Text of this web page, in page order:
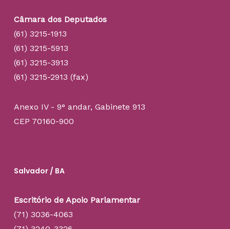
Câmara dos Deputados
(61) 3215-1913
(61) 3215-5913
(61) 3215-3913
(61) 3215-2913 (fax)
Anexo IV - 9° andar, Gabinete 913
CEP 70160-900
Salvador / BA
Escritório de Apoio Parlamentar
(71) 3036-4063